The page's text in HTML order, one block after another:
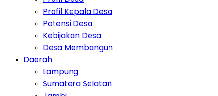
Profil Kepala Desa
Potensi Desa
Kebijakan Desa
Desa Membangun
Daerah
Lampung
Sumatera Selatan